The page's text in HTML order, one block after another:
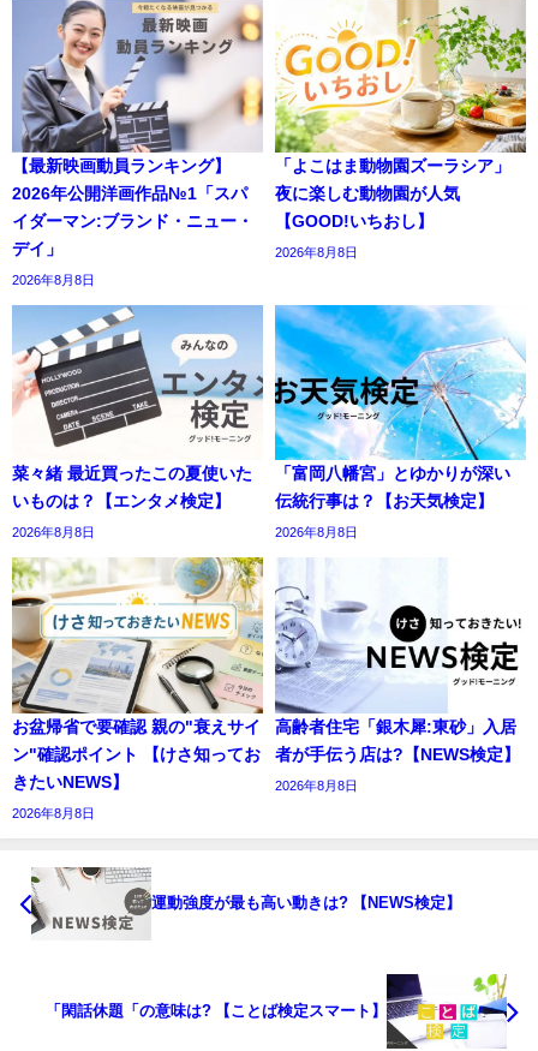
【最新映画動員ランキング】
2026年公開洋画作品№1「スパ
イダーマン:ブランド・ニュー・
デイ」
2026年8月8日
「よこはま動物園ズーラシア」
夜に楽しむ動物園が人気
【GOOD!いちおし】
2026年8月8日
菜々緒 最近買ったこの夏使いた
いものは？【エンタメ検定】
2026年8月8日
「富岡八幡宮」とゆかりが深い
伝統行事は？【お天気検定】
2026年8月8日
お盆帰省で要確認 親の"衰えサイ
ン"確認ポイント 【けさ知ってお
きたいNEWS】
2026年8月8日
高齢者住宅「銀木犀:東砂」入居
者が手伝う店は?【NEWS検定】
2026年8月8日
運動強度が最も高い動きは? 【NEWS検定】
「閑話休題「の意味は? 【ことば検定スマート】